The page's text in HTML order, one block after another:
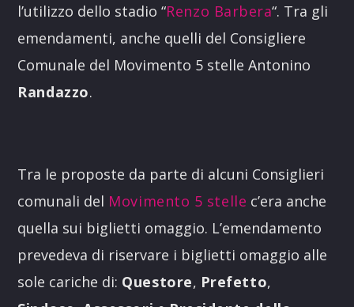
l’utilizzo dello stadio “Renzo Barbera“. Tra gli
emendamenti, anche quelli del Consigliere
Comunale del Movimento 5 stelle Antonino
Randazzo.
Tra le proposte da parte di alcuni Consiglieri
comunali del Movimento 5 stelle c’era anche
quella sui biglietti omaggio. L’emendamento
prevedeva di riservare i biglietti omaggio alle
sole cariche di: Questore, Prefetto,